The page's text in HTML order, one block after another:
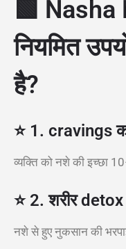
🟩 Nasha
नियमित
है?
⭐ 1. cravings
व्यक्ति को नशे की इच्छा
⭐ 2. शरीर detox
नशे से हुए नुकसान की